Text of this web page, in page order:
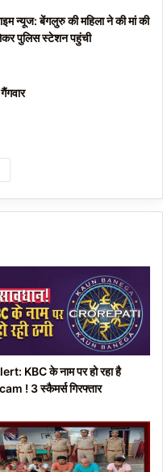
न्यूज: बेंगलुरु की महिला ने की मां की
पुलिस स्टेशन पहुंची
x
g
e
KBC के नाम पर हो रहा है
! 3 स्कैमर्स गिरफ्तार